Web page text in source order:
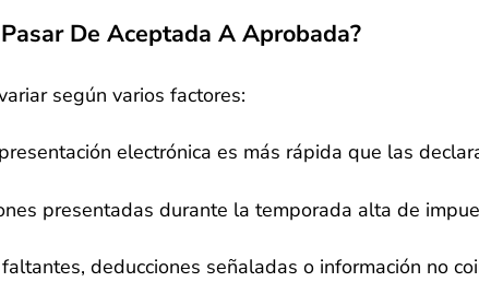
De Aceptada A Aprobada?
según varios factores:
electrónica es más rápida que las
presentadas durante la temporada alta de
deducciones señaladas o información no